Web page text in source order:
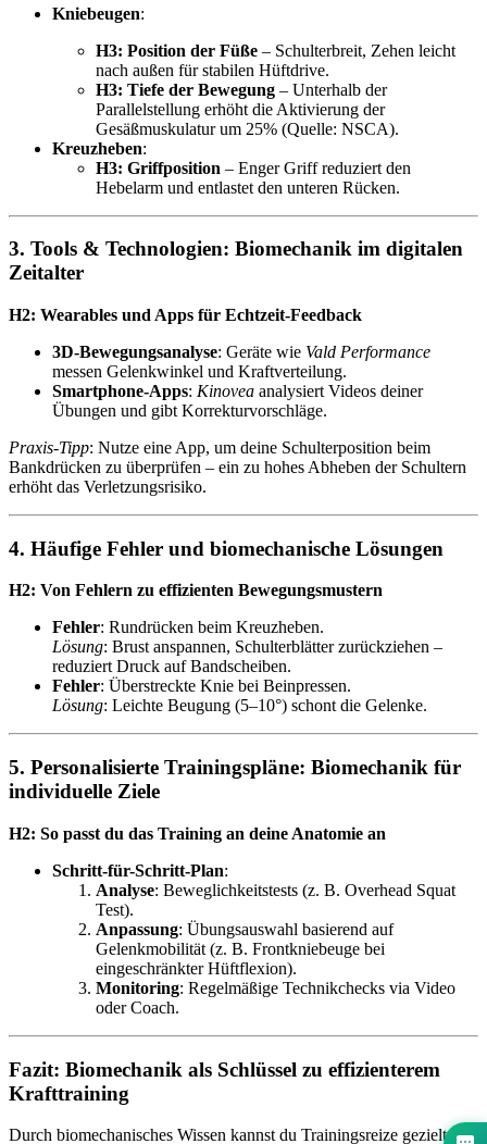
Kniebeugen:
H3: Position der Füße – Schulterbreit, Zehen leicht
nach außen für stabilen Hüftdrive.
H3: Tiefe der Bewegung – Unterhalb der
Parallelstellung erhöht die Aktivierung der
Gesäßmuskulatur um 25% (Quelle: NSCA).
Kreuzheben:
H3: Griffposition – Enger Griff reduziert den
Hebelarm und entlastet den unteren Rücken.
3. Tools & Technologien: Biomechanik im digitalen
Zeitalter
H2: Wearables und Apps für Echtzeit-Feedback
3D-Bewegungsanalyse: Geräte wie Vald Performance
messen Gelenkwinkel und Kraftverteilung.
Smartphone-Apps: Kinovea analysiert Videos deiner
Übungen und gibt Korrekturvorschläge.
Praxis-Tipp: Nutze eine App, um deine Schulterposition beim
Bankdrücken zu überprüfen – ein zu hohes Abheben der Schultern
erhöht das Verletzungsrisiko.
4. Häufige Fehler und biomechanische Lösungen
H2: Von Fehlern zu effizienten Bewegungsmustern
Fehler: Rundrücken beim Kreuzheben.
Lösung: Brust anspannen, Schulterblätter zurückziehen –
reduziert Druck auf Bandscheiben.
Fehler: Überstreckte Knie bei Beinpressen.
Lösung: Leichte Beugung (5–10°) schont die Gelenke.
5. Personalisierte Trainingspläne: Biomechanik für
individuelle Ziele
H2: So passt du das Training an deine Anatomie an
Schritt-für-Schritt-Plan:
Analyse: Beweglichkeitstests (z. B. Overhead Squat
Test).
Anpassung: Übungsauswahl basierend auf
Gelenkmobilität (z. B. Frontkniebeuge bei
eingeschränkter Hüftflexion).
Monitoring: Regelmäßige Technikchecks via Video
oder Coach.
Fazit: Biomechanik als Schlüssel zu effizienterem
Krafttraining
Durch biomechanisches Wissen kannst du Trainingsreize gezielter